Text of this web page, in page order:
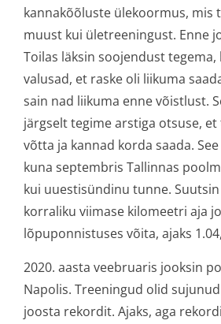
kannakõõluste ülekoormus, mis
muust kui ületreeningust. Enne
Toilas läksin soojendust
valusad, et raske oli liikuma
sain nad liikuma enne võistlust.
järgselt tegime arstiga otsuse,
võtta ja kannad korda saada.
kuna septembris Tallinnas
kui uuestisündinu tunne.
korraliku viimase kilomeetri aja
lõpuponnistuses võita, ajaks
2020. aasta veebruaris jooksin
Napolis. Treeningud olid
joosta rekordit. Ajaks, aga